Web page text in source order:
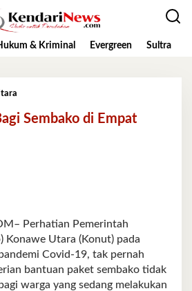
& Kriminal Evergreen Sultra
URCSembako di Empat
Perhatian Pemerintah
Konawe Utara (Konut) pada
Covid-19, tak pernah
bantuan paket sembako tidak
warga yang sedang melakukan